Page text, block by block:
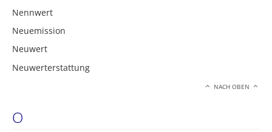
Nennwert
Neuemission
Neuwert
Neuwerterstattung
NACH OBEN
O